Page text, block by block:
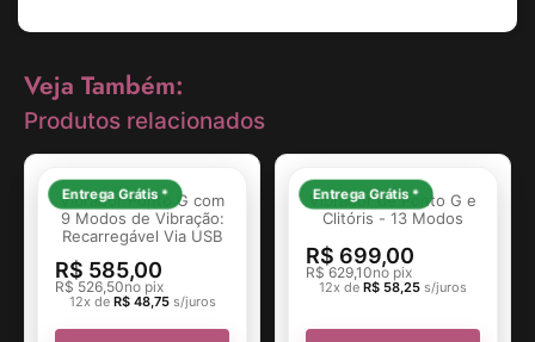
Veja Também:
Produtos relacionados
Entrega Grátis *
Vibrador Ponto G com
9 Modos de Vibração:
Recarregável Via USB
R$ 585,00
R$526,50no pix
12x de R$48,75s/juros
Entrega Grátis *
Vibrador de Ponto G e
Clitóris - 13 Modos
R$ 699,00
R$ 629,10no pix
12x de R$ 58,25 s/juros